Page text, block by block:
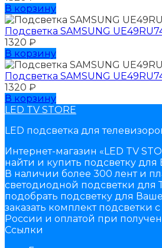
В корзину
Подсветка SAMSUNG
1320 ₽
В корзину
Подсветка SAMSUNG
1320 ₽
В корзину
LED TV STORE
LED подсветка для
Интернет-магазин «LED TV
найти и купить подсветку для
В наличии более 300 лент и
светодиодной подсветки для
подобрать подсветку для
заказать комплект подсветки
России и оплатой при
Ссылки